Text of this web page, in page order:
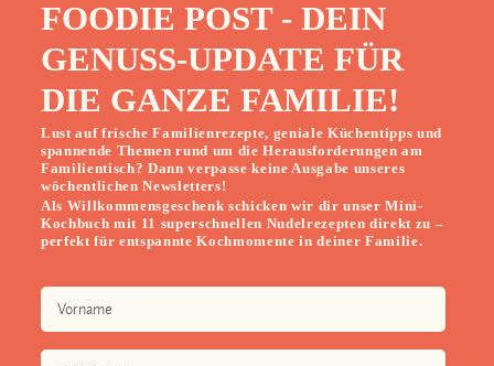
FOODIE POST - DEIN
GENUSS-UPDATE FÜR
DIE GANZE FAMILIE!
Lust auf frische Familienrezepte, geniale Küchentipps und
spannende Themen rund um die Herausforderungen am
Familientisch? Dann verpasse keine Ausgabe unseres
wöchentlichen Newsletters!
Als Willkommensgeschenk schicken wir dir unser Mini-
Kochbuch mit 11 superschnellen Nudelrezepten direkt zu –
perfekt für entspannte Kochmomente in deiner Familie.